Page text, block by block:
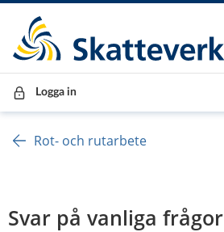
Till innehåll
Till navigationen
Till chattrobot
Logga in
Rot- och rutarbete
Svar på vanliga frågor